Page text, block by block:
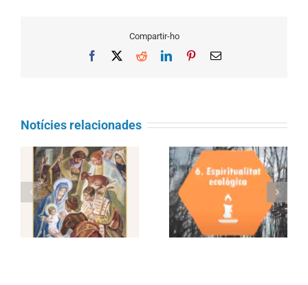
Compartir-ho
Facebook RedditLinkedInPinterestEmail
Notícies relacionades
Juny 2021 – Objectiu
Laudato si’ : Promoure
una espiritualitat
ecològica
Juliol 2021 – Objectiu
Laudato si’: Participar
en l’acció comunitària